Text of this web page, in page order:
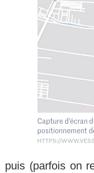
puis (parfois on